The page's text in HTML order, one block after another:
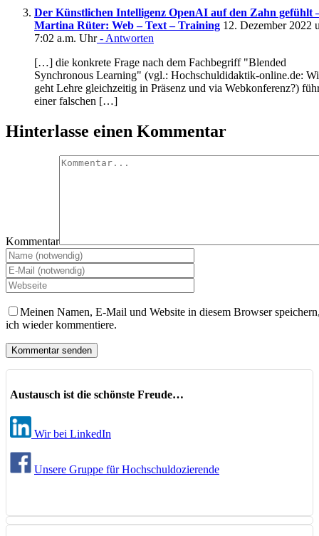
Der Künstlichen Intelligenz OpenAI auf den Zahn gefühlt
Martina Rüter: Web – Text – Training 12. Dezember 2022
7:02 a.m. Uhr- Antworten
[…] die konkrete Frage nach dem Fachbegriff "Blended
Synchronous Learning" (vgl.: Hochschuldidaktik-online.de:
geht Lehre gleichzeitig in Präsenz und via Webkonferenz?)
einer falschen […]
Hinterlasse einen Kommentar
Kommentar
Meinen Namen, E-Mail und Website in diesem Browser
ich wieder kommentiere.
Austausch ist die schönste Freude…
Wir bei LinkedIn
Unsere Gruppe für Hochschuldozierende